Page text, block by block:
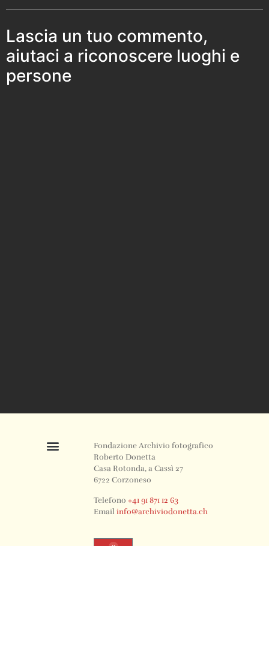
Lascia un tuo commento,
aiutaci a riconoscere luoghi e
persone
Fondazione Archivio fotografico
Roberto Donetta
Casa Rotonda, a Cassì 27
6722 Corzoneso
Telefono+41 91 871 12 63
Emailinfo@archiviodonetta.ch
0